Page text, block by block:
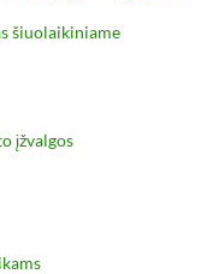
šiuolaikiniame
įžvalgos